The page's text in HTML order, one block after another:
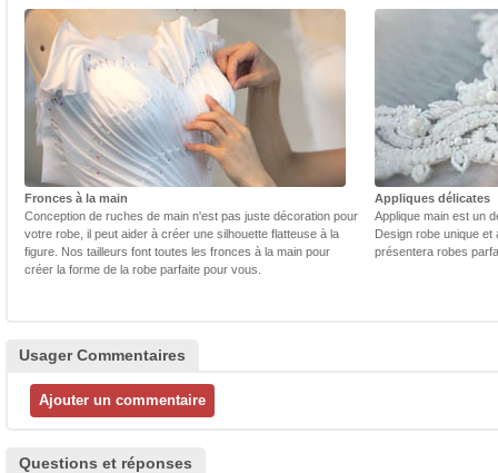
Fronces à la main
Conception de ruches de main n'est pas juste décoration pour
votre robe, il peut aider à créer une silhouette flatteuse à la
figure. Nos tailleurs font toutes les fronces à la main pour
créer la forme de la robe parfaite pour vous.
Appliques délicates
Applique main est un
Design robe unique et
présentera robes
Usager Commentaires
Questions et réponses